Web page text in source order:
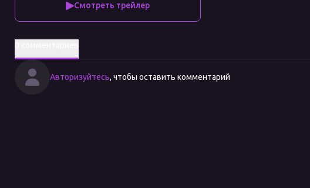
Смотреть трейлер
Авторизуйтесь, чтобы оставить комментарий